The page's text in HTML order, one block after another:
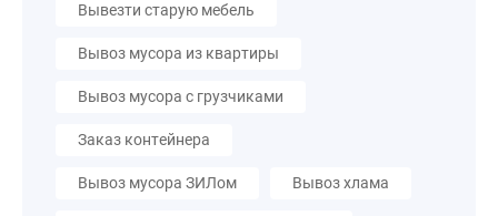
Вывезти старую мебель
Вывоз мусора из квартиры
Вывоз мусора с грузчиками
Заказ контейнера
Вывоз мусора ЗИЛом Вывоз хлама